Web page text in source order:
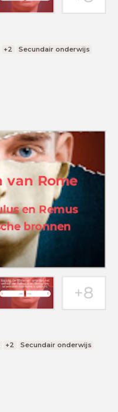
+2 Secundair onderwijs
+2 Secundair onderwijs